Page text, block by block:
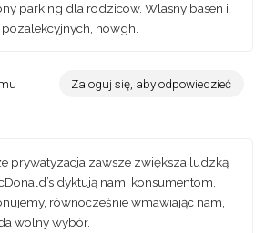
parking dla rodzicow. Wlasny basen i
howgh.
Zaloguj się, aby odpowiedzieć
prywatyzacja zawsze zwiększa ludzką
dyktują nam, konsumentom,
równocześnie wmawiając nam,
wolny wybór.